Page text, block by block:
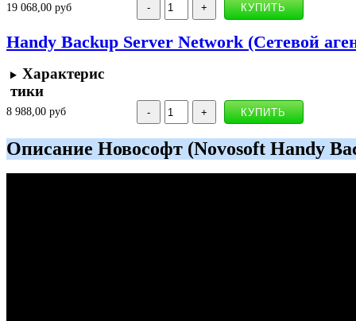
19 068,00 руб
Handy Backup Server Network (Сетевой
Характерис
тики
8 988,00 руб
Описание Новософт (Novosoft Handy